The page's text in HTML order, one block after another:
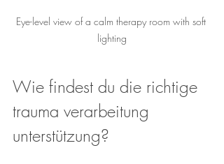
Eye-level view of a calm therapy room with soft
lighting
Wie findest du die richtige
trauma verarbeitung
unterstützung?